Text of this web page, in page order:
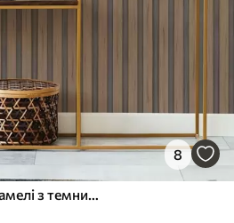
8
Вертикальні дерев'яні ламелі з темними вставками